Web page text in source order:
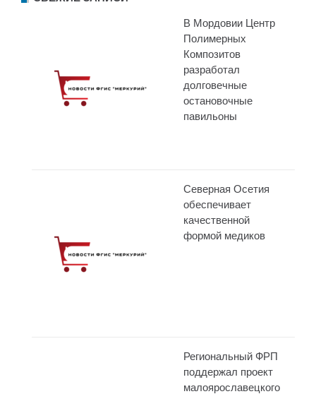
В Мордовии Центр
Полимерных
Композитов
разработал
долговечные
остановочные
павильоны
Северная Осетия
обеспечивает
качественной
формой медиков
Региональный ФРП
поддержал проект
малоярославецкого